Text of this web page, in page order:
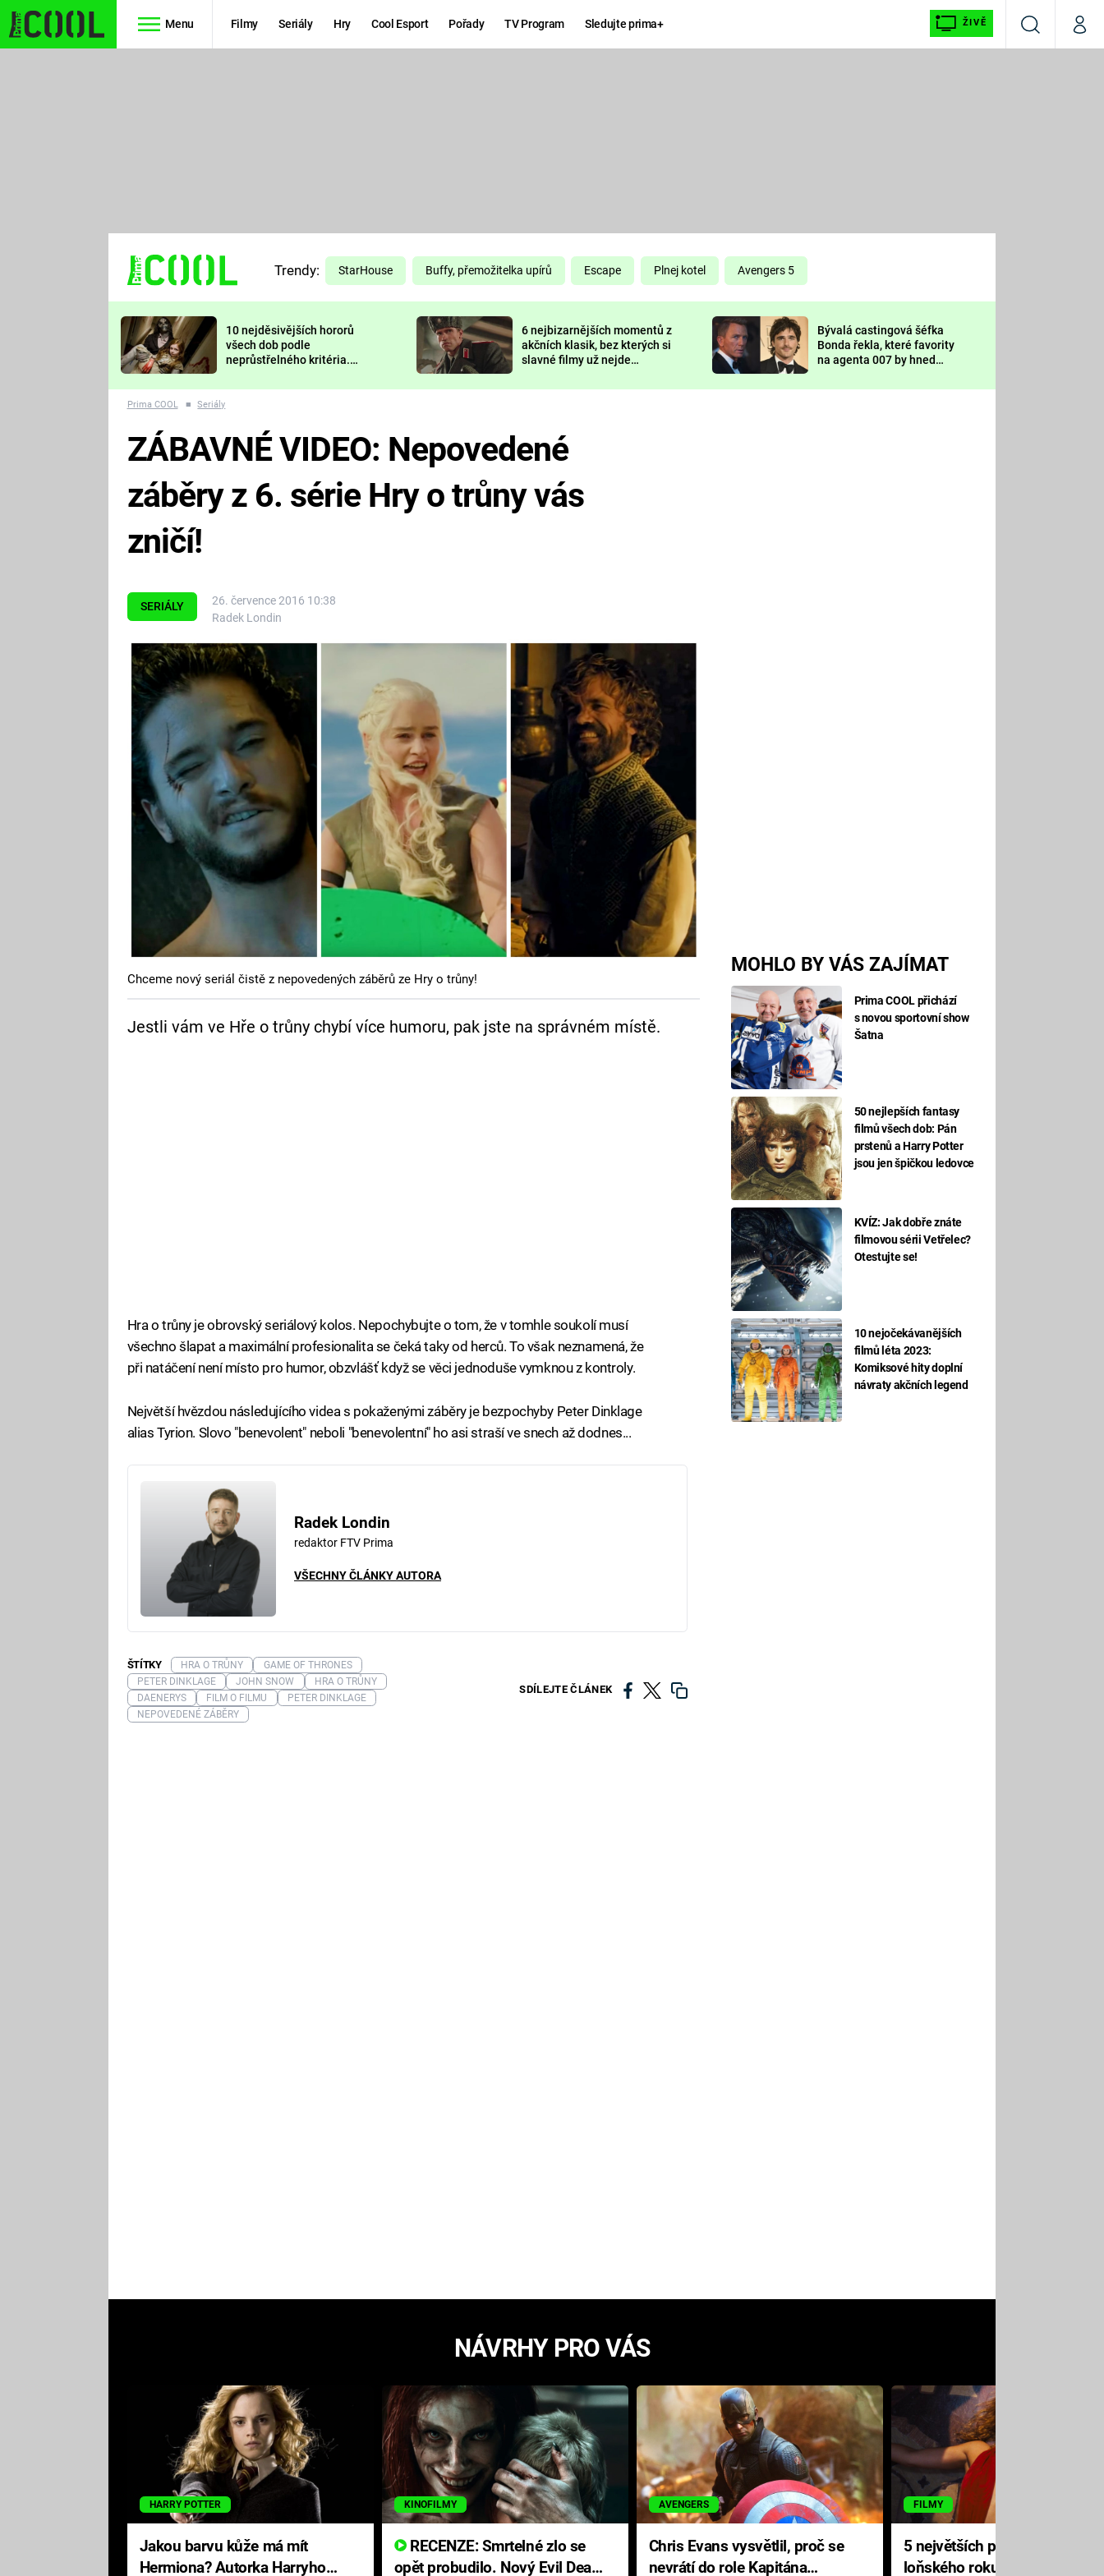
Menu Filmy Seriály Hry Cool Esport Pořady TV Program Sledujte prima+ ŽIVĚ
VyhledáváníMůj
TŘESKU
FUTURAMA
PREDÁTOR
DELIVERANCE
KOMEDIE
CHUCK
NORRIS
DEADPOOL
Prima LAJK
Sledujte nás
Trendy: StarHouse Buffy, přemožitelka upírů Escape Plnej kotel Avengers 5
10 nejděsivějších hororů
všech dob podle
neprůstřelného kritéria.
nejvíc zvednou tep?
6 nejbizarnějších momentů z
akčních klasik, bez kterých si
slavné filmy už nejde
Bývalá castingová šéfka
Bonda řekla, které favority
na agenta 007 by hned
Prima COOL ■ Seriály
SERIÁLY
26. července 2016 10:38
Radek Londin
MOHLO BY VÁS ZAJÍMAT
Prima COOL přichází
s novou sportovní show
Šatna
50 nejlepších fantasy
filmů všech dob: Pán
prstenů a Harry Potter
jsou jen špičkou ledovce
KVÍZ: Jak dobře znáte
filmovou sérii Vetřelec?
Otestujte se!
10 nejočekávanějších
filmů léta 2023:
Komiksové hity doplní
návraty akčních legend
ZÁBAVNÉ VIDEO: Nepovedené
záběry z 6. série Hry o trůny vás
zničí!
Chceme nový seriál čistě z nepovedených záběrů ze Hry o trůny!
Jestli vám ve Hře o trůny chybí více humoru, pak jste na správném místě.
Hra o trůny je obrovský seriálový kolos. Nepochybujte o tom, že v tomhle soukolí musí
všechno šlapat a maximální profesionalita se čeká taky od herců. To však neznamená, že
při natáčení není místo pro humor, obzvlášť když se věci jednoduše vymknou z kontroly.
Největší hvězdou následujícího videa s pokaženými záběry je bezpochyby Peter Dinklage
alias Tyrion. Slovo "benevolent" neboli "benevolentní" ho asi straší ve snech až dodnes...
Radek Londin
redaktor FTV Prima
VŠECHNY ČLÁNKY AUTORA
SDÍLEJTE ČLÁNEK
ŠTÍTKY HRA O TRŮNY
GAME OF THRONES
PETER DINKLAGE
JOHN SNOW
HRA O TRŮNY
DAENERYS
FILM O FILMU
PETER DINKLAGE
NEPOVEDENÉ ZÁBĚRY
NÁVRHY PRO VÁS
HARRY POTTER
Jakou barvu kůže má mít
Hermiona? Autorka Harryho
KINOFILMY
RECENZE: Smrtelné zlo se
opět probudilo. Nový Evil Dead
AVENGERS
Chris Evans vysvětlil, proč se
nevrátí do role Kapitána
FILMY
5 největších propadáků
loňského roku: Disney na